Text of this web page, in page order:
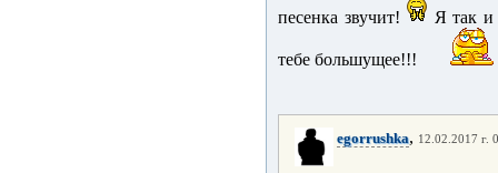
песенка звучит!
Я так и
тебе большущее!!!
egorrushka, 12.02.2017 г.